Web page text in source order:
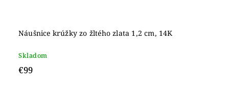
Náušnice krúžky zo žltého zlata 1,2 cm, 14K
Skladom
€99